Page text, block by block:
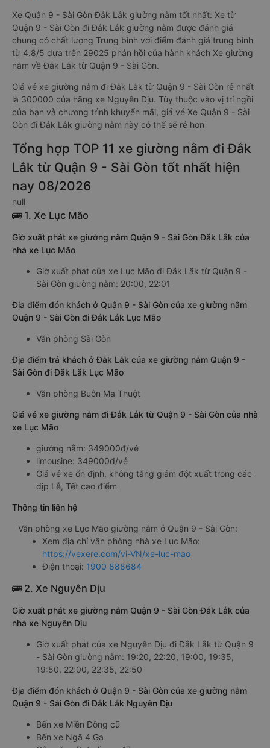
Xe Quận 9 - Sài Gòn Đắk Lắk giường nằm tốt nhất: Xe từ
Quận 9 - Sài Gòn đi Đắk Lắk giường nằm được đánh giá
chung có chất lượng Trung bình với điểm đánh giá trung bình
từ 4.8/5 dựa trên 29025 phản hồi của hành khách Xe giường
nằm về Đắk Lắk từ Quận 9 - Sài Gòn.
Giá vé xe giường nằm đi Đắk Lắk từ Quận 9 - Sài Gòn rẻ nhất
là 300000 của hãng xe Nguyên Dịu. Tùy thuộc vào vị trí ngồi
của bạn và chương trình khuyến mãi, giá vé Xe Quận 9 - Sài
Gòn đi Đắk Lắk giường nằm này có thể sẽ rẻ hơn
Tổng hợp TOP 11 xe giường nằm đi Đắk
Lắk từ Quận 9 - Sài Gòn tốt nhất hiện
nay 08/2026
null
🚌 1. Xe Lục Mão
Giờ xuất phát xe giường nằm Quận 9 - Sài Gòn Đắk Lắk của
nhà xe Lục Mão
Giờ xuất phát của xe Lục Mão đi Đắk Lắk từ Quận 9 -
Sài Gòn giường nằm: 20:00, 22:01
Địa điểm đón khách ở Quận 9 - Sài Gòn của xe giường nằm
Quận 9 - Sài Gòn đi Đắk Lắk Lục Mão
Văn phòng Sài Gòn
Địa điểm trả khách ở Đắk Lắk của xe giường nằm Quận 9 -
Sài Gòn đi Đắk Lắk Lục Mão
Văn phòng Buôn Ma Thuột
Giá vé xe giường nằm đi Đắk Lắk từ Quận 9 - Sài Gòn của nhà
xe Lục Mão
giường nằm: 349000đ/vé
limousine: 349000đ/vé
Giá vé xe ổn định, không tăng giảm đột xuất trong các
dịp Lễ, Tết cao điểm
Thông tin liên hệ
Văn phòng xe Lục Mão giường nằm ở Quận 9 - Sài Gòn:
Xem địa chỉ văn phòng nhà xe Lục Mão:
https://vexere.com/vi-VN/xe-luc-mao
Điện thoại: 1900 888684
🚌 2. Xe Nguyên Dịu
Giờ xuất phát xe giường nằm Quận 9 - Sài Gòn Đắk Lắk của
nhà xe Nguyên Dịu
Giờ xuất phát của xe Nguyên Dịu đi Đắk Lắk từ Quận 9
- Sài Gòn giường nằm: 19:20, 22:20, 19:00, 19:35,
19:50, 22:00, 22:35, 22:50
Địa điểm đón khách ở Quận 9 - Sài Gòn của xe giường nằm
Quận 9 - Sài Gòn đi Đắk Lắk Nguyên Dịu
Bến xe Miền Đông cũ
Bến xe Ngã 4 Ga